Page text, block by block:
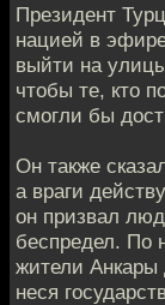
Президент
нацией в
выйти на
чтобы те, кто
смогли бы
Он также
а враги
он призвал
беспредел. По
жители Анкары
неся